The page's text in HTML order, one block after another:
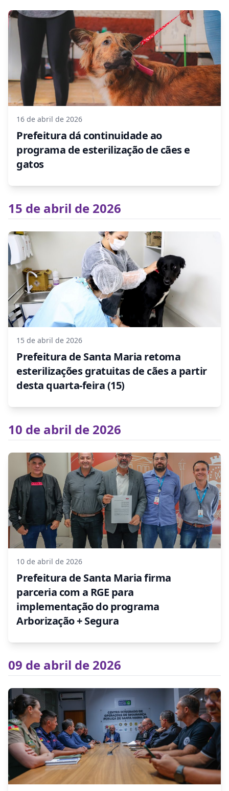
16 de abril de 2026
Prefeitura dá continuidade ao
programa de esterilização de cães e
gatos
15 de abril de 2026
15 de abril de 2026
Prefeitura de Santa Maria retoma
esterilizações gratuitas de cães a partir
desta quarta-feira (15)
10 de abril de 2026
10 de abril de 2026
Prefeitura de Santa Maria firma
parceria com a RGE para
implementação do programa
Arborização + Segura
09 de abril de 2026